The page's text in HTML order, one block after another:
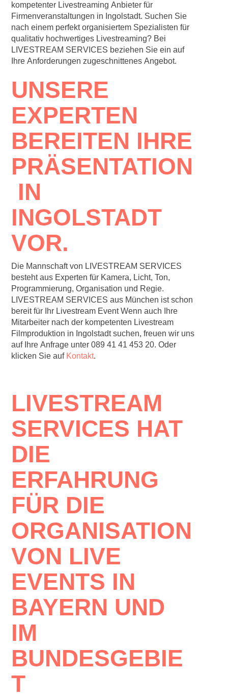
kompetenter Livestreaming Anbieter für
Firmenveranstaltungen in Ingolstadt. Suchen Sie
nach einem perfekt organisiertem Spezialisten für
qualitativ hochwertiges Livestreaming? Bei
LIVESTREAM SERVICES beziehen Sie ein auf
Ihre Anforderungen zugeschnittenes Angebot.
UNSERE
EXPERTEN
BEREITEN IHRE
PRÄSENTATION
IN
INGOLSTADT
VOR.
Die Mannschaft von LIVESTREAM SERVICES
besteht aus Experten für Kamera, Licht, Ton,
Programmierung, Organisation und Regie.
LIVESTREAM SERVICES aus München ist schon
bereit für Ihr Livestream Event Wenn auch Ihre
Mitarbeiter nach der kompetenten Livestream
Filmproduktion in Ingolstadt suchen, freuen wir uns
auf Ihre Anfrage unter089 41 41 453 20. Oder
klicken Sie auf Kontakt.
LIVESTREAM
SERVICES HAT
DIE
ERFAHRUNG
FÜR DIE
ORGANISATION
VON LIVE
EVENTS IN
BAYERN UND
IM
BUNDESGEBIE
T